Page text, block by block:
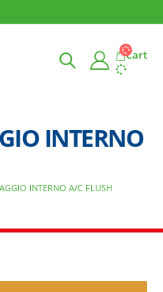
Cart
INTERNO
INTERNO A/C FLUSH